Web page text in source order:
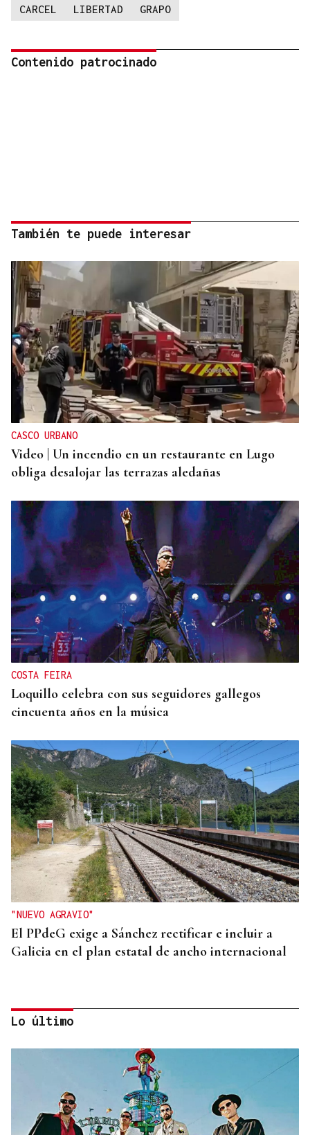
CARCEL LIBERTAD GRAPO
Contenido patrocinado
También te puede interesar
CASCO URBANO
Video | Un incendio en un restaurante en Lugo
obliga desalojar las terrazas aledañas
COSTA FEIRA
Loquillo celebra con sus seguidores gallegos
cincuenta años en la música
"NUEVO AGRAVIO"
El PPdeG exige a Sánchez rectificar e incluir a
Galicia en el plan estatal de ancho internacional
Lo último